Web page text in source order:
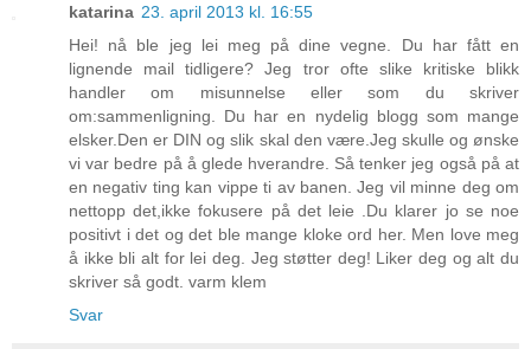
katarina 23. april 2013 kl. 16:55
Hei! nå ble jeg lei meg på dine vegne. Du har fått en
lignende mail tidligere? Jeg tror ofte slike kritiske blikk
handler om misunnelse eller som du skriver
om:sammenligning. Du har en nydelig blogg som mange
elsker.Den er DIN og slik skal den være.Jeg skulle og ønske
vi var bedre på å glede hverandre. Så tenker jeg også på at
en negativ ting kan vippe ti av banen. Jeg vil minne deg om
nettopp det,ikke fokusere på det leie .Du klarer jo se noe
positivt i det og det ble mange kloke ord her. Men love meg
å ikke bli alt for lei deg. Jeg støtter deg! Liker deg og alt du
skriver så godt. varm klem
Svar